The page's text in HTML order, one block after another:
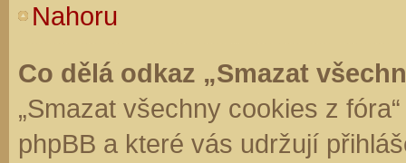
Nahoru
Co dělá odkaz „Smazat
„Smazat všechny cookies z
phpBB a které vás udržují